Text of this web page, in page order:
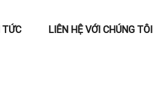
TỨC LIÊN HỆ VỚI CHÚNG TÔI